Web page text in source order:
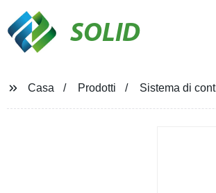
SOLID
Casa Prodotti Sistema di